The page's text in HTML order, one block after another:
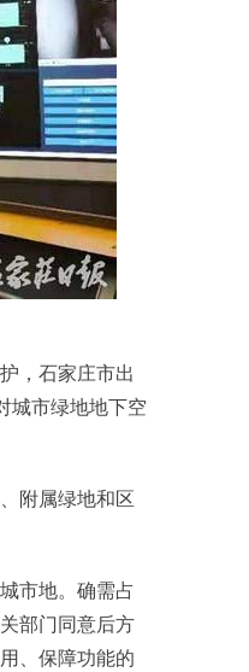
，石家庄市出
城市绿地地下空
附属绿地和区
市地。确需占
部门同意后方
、保障功能的